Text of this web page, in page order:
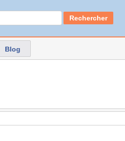
Rechercher
Blog